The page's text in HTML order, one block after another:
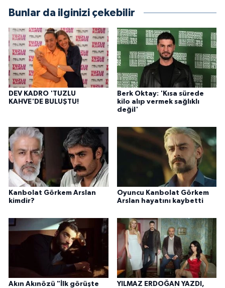
Bunlar da ilginizi çekebilir
DEV KADRO 'TUZLU
KAHVE'DE BULUŞTU!
Berk Oktay: 'Kısa sürede
kilo alıp vermek sağlıklı
değil'
Kanbolat Görkem Arslan
kimdir?
Oyuncu Kanbolat Görkem
Arslan hayatını kaybetti
Akın Akınözü "İlk görüşte
YILMAZ ERDOĞAN YAZDI,